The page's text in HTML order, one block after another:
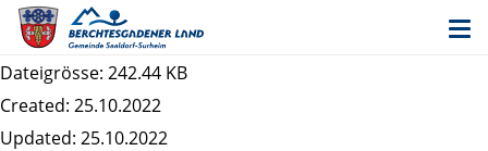
Bekanntmachung Einladung
Bürgerversammlung
Dateigrösse: 242.44 KB
Created: 25.10.2022
Updated: 25.10.2022